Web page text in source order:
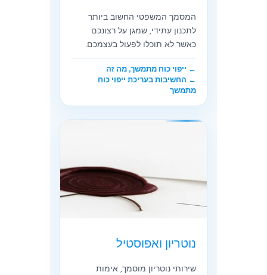
המסמך המשפטי החשוב ביותר
לתכנון עתידי, שמגן על רצונכם
כאשר לא תוכלו לפעול בעצמכם.
← ייפוי כוח מתמשך, מה זה
← החשיבות בעריכת ייפוי כוח
מתמשך
נוטריון ואפוסטיל
שירותי נוטריון מוסמך, אימות